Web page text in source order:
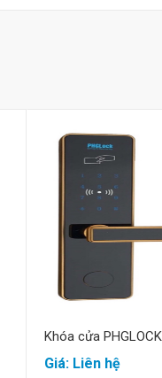
Mua
Khóa cửa
Giá: Liên hệ